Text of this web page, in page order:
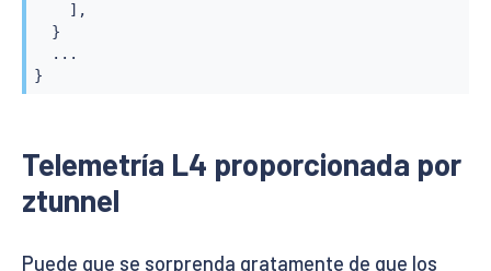
    ],
  }
  ...
}
Telemetría L4 proporcionada por
ztunnel
Puede que se sorprenda gratamente de que los